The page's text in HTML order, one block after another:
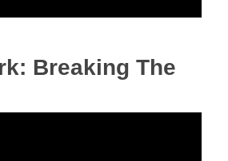
Breaking The